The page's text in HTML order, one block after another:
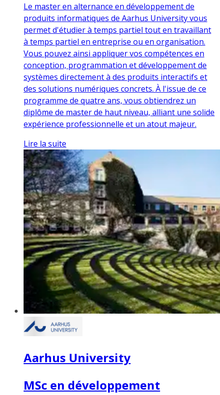
Le master en alternance en développement de
produits informatiques de Aarhus University vous
permet d'étudier à temps partiel tout en travaillant
à temps partiel en entreprise ou en organisation.
Vous pouvez ainsi appliquer vos compétences en
conception, programmation et développement de
systèmes directement à des produits interactifs et
des solutions numériques concrets. À l'issue de ce
programme de quatre ans, vous obtiendrez un
diplôme de master de haut niveau, alliant une solide
expérience professionnelle et un atout majeur.
Lire la suite
Aarhus University
MSc en développement